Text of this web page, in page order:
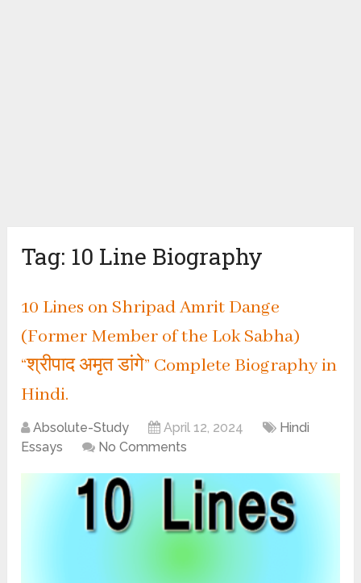
Tag: 10 Line Biography
10 Lines on Shripad Amrit Dange
(Former Member of the Lok Sabha)
“श्रीपाद अमृत डांगे” Complete Biography in
Hindi.
Absolute-Study April 12, 2024
Hindi
Essays
No Comments